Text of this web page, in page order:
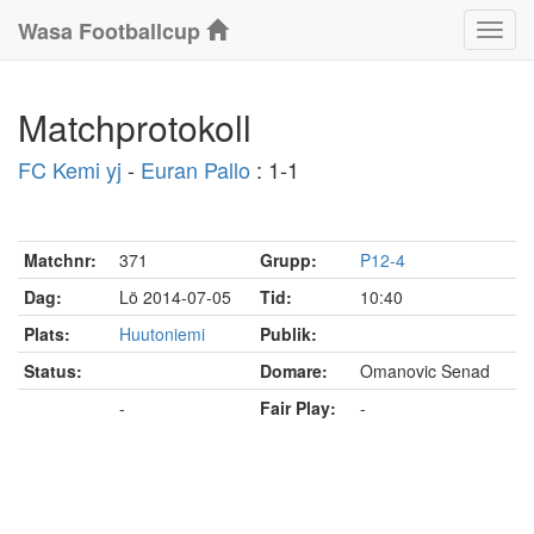
Wasa Footballcup
Matchprotokoll
FC Kemi yj - Euran Pallo : 1-1
Matchnr: 371 Grupp:
P12-4
Dag:
Lö 2014-07-05 Tid:
10:40
Plats:
Huutoniemi
Publik:
Status:
Domare:
Omanovic Senad
-
Fair Play: -